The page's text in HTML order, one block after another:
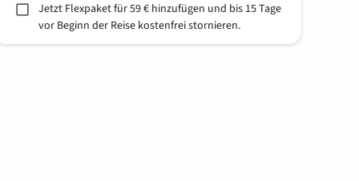
Jetzt Flexpaket für 59 € hinzufügen und bis 15 Tage
vor Beginn der Reise kostenfrei stornieren.